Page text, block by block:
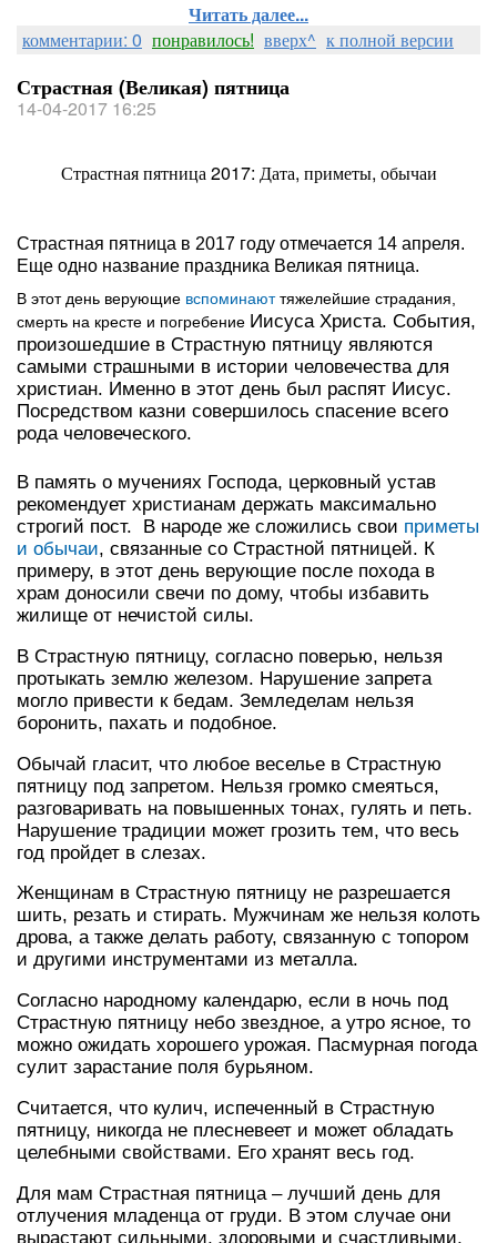
Читать далее...
комментарии: 0 понравилось! вверх^ к полной версии
Страстная (Великая) пятница
14-04-2017 16:25
Страстная пятница 2017: Дата, приметы, обычаи
Страстная пятница в 2017 году отмечается 14 апреля.
Еще одно название праздника Великая пятница.
В этот день верующие вспоминаюттяжелейшие страдания,
смерть на кресте и погребение Иисуса Христа. События,
произошедшие в Страстную пятницу являются
самыми страшными в истории человечества для
христиан. Именно в этот день был распят Иисус.
Посредством казни совершилось спасение всего
рода человеческого.
В память о мучениях Господа, церковный устав
рекомендует христианам держать максимально
строгий пост. В народе же сложились свои приметы
и обычаи, связанные со Страстной пятницей. К
примеру, в этот день верующие после похода в
храм доносили свечи по дому, чтобы избавить
жилище от нечистой силы.
В Страстную пятницу, согласно поверью, нельзя
протыкать землю железом. Нарушение запрета
могло привести к бедам. Земледелам нельзя
боронить, пахать и подобное.
Обычай гласит, что любое веселье в Страстную
пятницу под запретом. Нельзя громко смеяться,
разговаривать на повышенных тонах, гулять и петь.
Нарушение традиции может грозить тем, что весь
год пройдет в слезах.
Женщинам в Страстную пятницу не разрешается
шить, резать и стирать. Мужчинам же нельзя колоть
дрова, а также делать работу, связанную с топором
и другими инструментами из металла.
Согласно народному календарю, если в ночь под
Страстную пятницу небо звездное, а утро ясное, то
можно ожидать хорошего урожая. Пасмурная погода
сулит зарастание поля бурьяном.
Считается, что кулич, испеченный в Страстную
пятницу, никогда не плесневеет и может обладать
целебными свойствами. Его хранят весь год.
Для мам Страстная пятница – лучший день для
отлучения младенца от груди. В этом случае они
вырастают сильными, здоровыми и счастливыми,